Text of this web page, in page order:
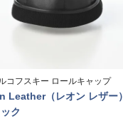
コフスキー ロールキャップ
Leather（レオン レザー）
ク